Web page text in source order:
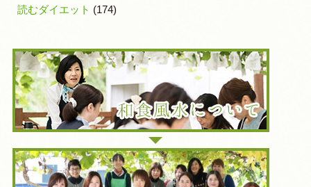
読むダイエット (174)